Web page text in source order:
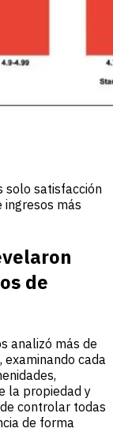
solo satisfacción
más
de
analizó más de
cada
la propiedad y
controlar todas
de forma